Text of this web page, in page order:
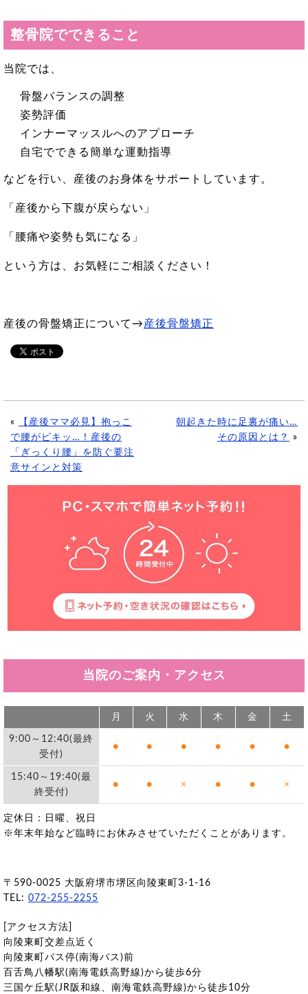
整骨院でできること
当院では、
骨盤バランスの調整
姿勢評価
インナーマッスルへのアプローチ
自宅でできる簡単な運動指導
などを行い、産後のお身体をサポートしています。
「産後から下腹が戻らない」
「腰痛や姿勢も気になる」
という方は、お気軽にご相談ください！
産後の骨盤矯正について→産後骨盤矯正
«
【産後ママ必見】抱っこ
で腰がピキッ…！産後の
「ぎっくり腰」を防ぐ要注
意サインと対策
朝起きた時に足裏が痛い…
その原因とは？
»
当院のご案内・アクセス
月 火 水 木 金 土
9:00～12:40(最終
受付)
● ● ● ● ● ●
15:40～19:40(最
終受付)
● ● × ● ● ×
定休日：日曜、祝日
※年末年始など臨時にお休みさせていただくことがあります。
〒590-0025 大阪府堺市堺区向陵東町3-1-16
TEL: 072-255-2255
[アクセス方法]
向陵東町交差点近く
向陵東町バス停(南海バス)前
百舌鳥八幡駅(南海電鉄高野線)から徒歩6分
三国ケ丘駅(JR阪和線、南海電鉄高野線)から徒歩10分